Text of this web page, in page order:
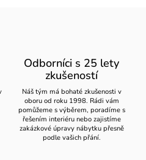
Odborníci s 25 lety
zkušeností
Náš tým má bohaté zkušenosti v
oboru od roku 1998. Rádi vám
pomůžeme s výběrem, poradíme s
řešením interiéru nebo zajistíme
zakázkové úpravy nábytku přesně
podle vašich přání.